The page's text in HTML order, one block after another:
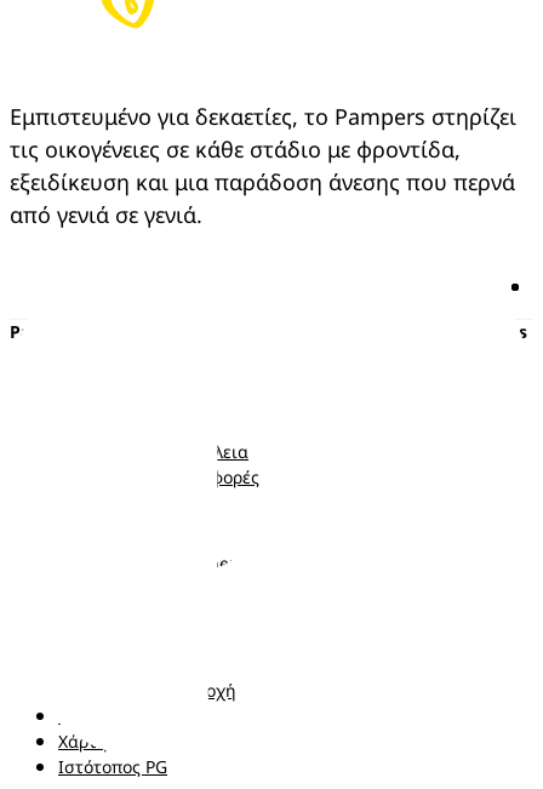
Εμπιστευμένο για δεκαετίες, το Pampers στηρίζει
τις οικογένειες σε κάθε στάδιο με φροντίδα,
εξειδίκευση και μια παράδοση άνεσης που περνά
από γενιά σε γενιά.
Pampers
Ποιότητα και Ασφάλεια
Κουπόνια και προσφορές
Περισσότερα από τα Pampers
Σχετικά με τα Pampers
Αλλαγή χώρα/περιοχή
Χάρτης ιστότοπου
Ιστότοπος PG